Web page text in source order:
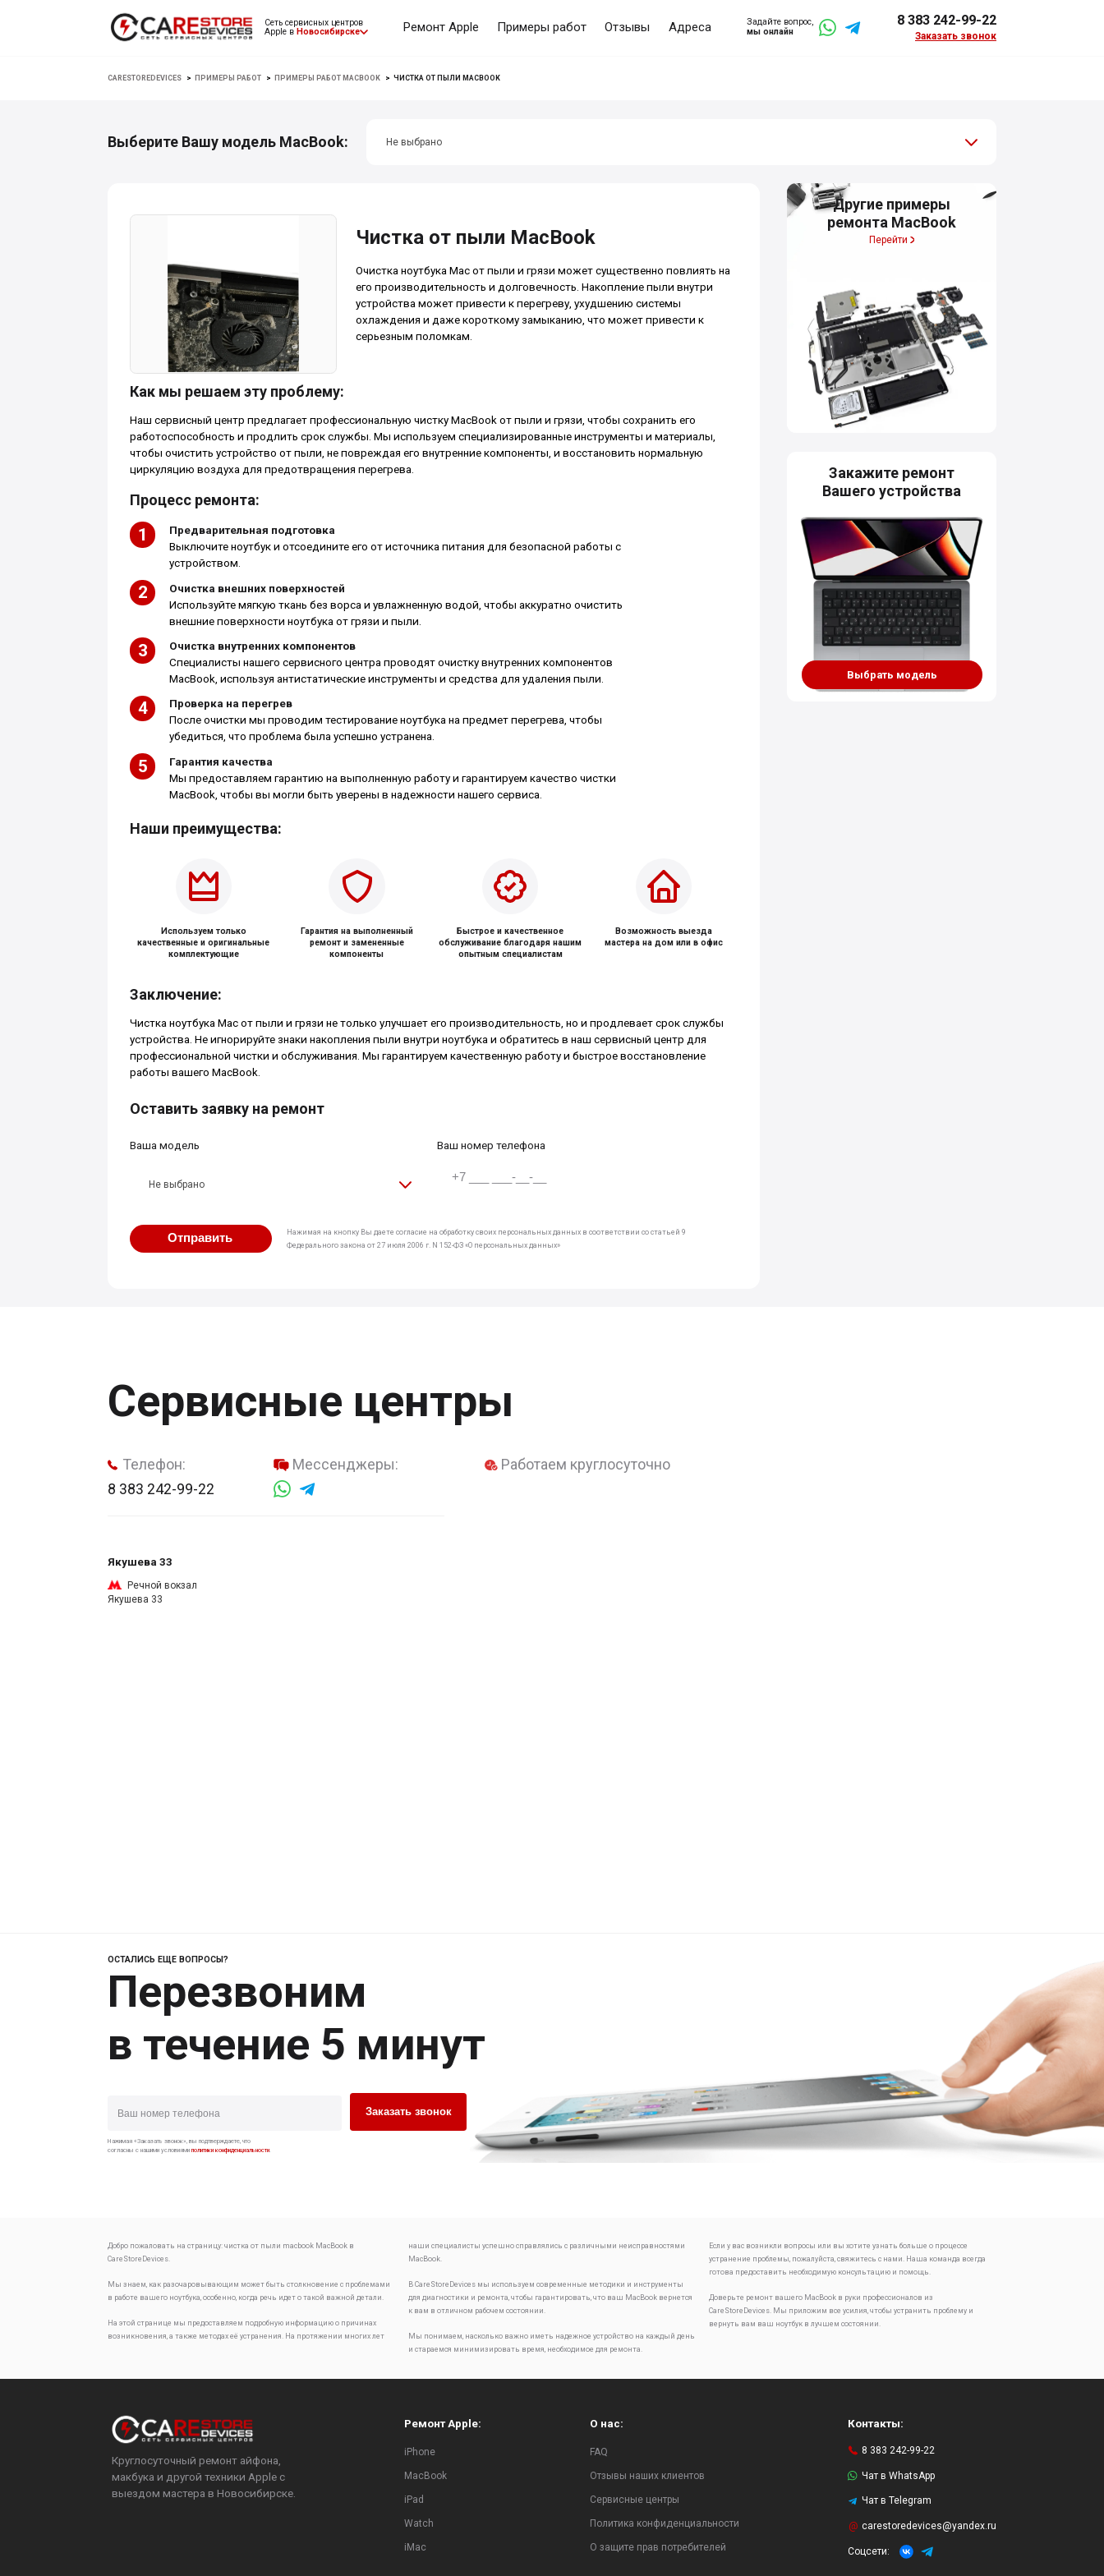
Сеть сервисных центров
Apple в Новосибирске Ремонт Apple Примеры работ Отзывы Адреса
Задайте вопрос,
мы онлайн
8 383 242-99-22
Заказать звонок
CARESTOREDEVICES > ПРИМЕРЫ РАБОТ > ПРИМЕРЫ РАБОТ MACBOOK >ЧИСТКА ОТ ПЫЛИ MACBOOK
Выберите Вашу модель MacBook: Не выбрано
Чистка от пыли MacBook
Очистка ноутбука Mac от пыли и грязи может существенно повлиять на
его производительность и долговечность. Накопление пыли внутри
устройства может привести к перегреву, ухудшению системы
охлаждения и даже короткому замыканию, что может привести к
серьезным поломкам.
Как мы решаем эту проблему:
Наш сервисный центр предлагает профессиональную чистку MacBook от пыли и грязи, чтобы сохранить его
работоспособность и продлить срок службы. Мы используем специализированные инструменты и материалы,
чтобы очистить устройство от пыли, не повреждая его внутренние компоненты, и восстановить нормальную
циркуляцию воздуха для предотвращения перегрева.
Процесс ремонта:
Предварительная подготовка
Выключите ноутбук и отсоедините его от источника питания для безопасной работы с
устройством.
Очистка внешних поверхностей
Используйте мягкую ткань без ворса и увлажненную водой, чтобы аккуратно очистить
внешние поверхности ноутбука от грязи и пыли.
Очистка внутренних компонентов
Специалисты нашего сервисного центра проводят очистку внутренних компонентов
MacBook, используя антистатические инструменты и средства для удаления пыли.
Проверка на перегрев
После очистки мы проводим тестирование ноутбука на предмет перегрева, чтобы
убедиться, что проблема была успешно устранена.
Гарантия качества
Мы предоставляем гарантию на выполненную работу и гарантируем качество чистки
MacBook, чтобы вы могли быть уверены в надежности нашего сервиса.
Наши преимущества:
Используем только
качественные и оригинальные
комплектующие
Гарантия на выполненный
ремонт и замененные
компоненты
Быстрое и качественное
обслуживание благодаря нашим
опытным специалистам
Возможность выезда
мастера на дом или в офис
Заключение:
Чистка ноутбука Mac от пыли и грязи не только улучшает его производительность, но и продлевает срок службы
устройства. Не игнорируйте знаки накопления пыли внутри ноутбука и обратитесь в наш сервисный центр для
профессиональной чистки и обслуживания. Мы гарантируем качественную работу и быстрое восстановление
работы вашего MacBook.
Оставить заявку на ремонт
Ваша модель
Не выбрано
Ваш номер телефона
Отправить
Нажимая на кнопку Вы даете согласие на обработку своих персональных данных в соответствии со статьей 9
Федерального закона от 27 июля 2006 г. N 152-ФЗ «О персональных данных»
Другие примеры
ремонта MacBook
Перейти
Закажите ремонт
Вашего устройства
Выбрать модель
Сервисные центры
Телефон:
8 383 242-99-22
Мессенджеры:
Якушева 33
Речной вокзал
Якушева 33
Работаем круглосуточно
ОСТАЛИСЬ ЕЩЕ ВОПРОСЫ?
Перезвоним
в течение 5 минут
Заказать звонок
Нажимая «Заказать звонок», вы подтверждаете, что
согласны с нашими условиямиполитики конфиденциальности.
Добро пожаловать на страницу:чистка от пыли macbook MacBook в
CareStoreDevices.
Мы знаем, как разочаровывающим может быть столкновение с проблемами
в работе вашего ноутбука, особенно, когда речь идет о такой важной детали.
На этой странице мы предоставляем подробную информацию о причинах
возникновения, а также методах её устранения. На протяжении многих лет
наши специалисты успешно справлялись с различными неисправностями
MacBook.
В CareStoreDevices мы используем современные методики и инструменты
для диагностики и ремонта, чтобы гарантировать, что ваш MacBook вернется
к вам в отличном рабочем состоянии.
Мы понимаем, насколько важно иметь надежное устройство на каждый день
и стараемся минимизировать время, необходимое для ремонта.
Если у вас возникли вопросы или вы хотите узнать больше о процессе
устранение проблемы, пожалуйста, свяжитесь с нами. Наша команда всегда
готова предоставить необходимую консультацию и помощь.
Доверьте ремонт вашего MacBook в руки профессионалов из
CareStoreDevices. Мы приложим все усилия, чтобы устранить проблему и
вернуть вам ваш ноутбук в лучшем состоянии.
Круглосуточный ремонт айфона,
макбука и другой техники Apple с
выездом мастера в Новосибирске.
Ремонт Apple:
iPhone
MacBook
iPad
Watch
iMac
О нас:
FAQ
Отзывы наших клиентов
Сервисные центры
Политика конфиденциальности
О защите прав потребителей
Контакты:
8 383 242-99-22
Чат в WhatsApp
Чат в Telegram
carestoredevices@yandex.ru
Соцсети: